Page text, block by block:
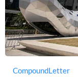
CompoundLetter